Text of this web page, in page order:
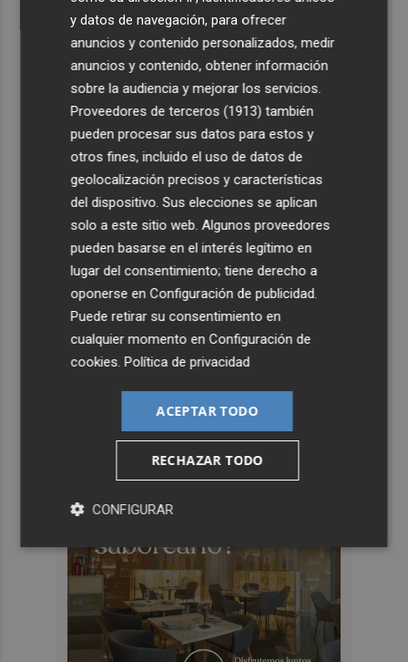
y datos de navegación, para ofrecer
anuncios y contenido personalizados, medir
anuncios y contenido, obtener información
sobre la audiencia y mejorar los servicios.
Proveedores de terceros (1913) también
pueden procesar sus datos para estos y
otros fines, incluido el uso de datos de
geolocalización precisos y características
del dispositivo. Sus elecciones se aplican
solo a este sitio web. Algunos proveedores
pueden basarse en el interés legítimo en
lugar del consentimiento; tiene derecho a
oponerse enConfiguración de publicidad.
Puede retirar su consentimiento en
cualquier momento enConfiguración de
cookies.Política de privacidad
ACEPTAR TODO
RECHAZAR TODO
CONFIGURAR